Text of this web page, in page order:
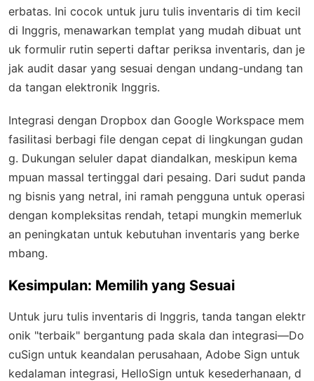
erbatas. Ini cocok untuk juru tulis inventaris di tim kecil
di Inggris, menawarkan templat yang mudah dibuat unt
uk formulir rutin seperti daftar periksa inventaris, dan je
jak audit dasar yang sesuai dengan undang-undang tan
da tangan elektronik Inggris.
Integrasi dengan Dropbox dan Google Workspace mem
fasilitasi berbagi file dengan cepat di lingkungan gudan
g. Dukungan seluler dapat diandalkan, meskipun kema
mpuan massal tertinggal dari pesaing. Dari sudut panda
ng bisnis yang netral, ini ramah pengguna untuk operasi
dengan kompleksitas rendah, tetapi mungkin memerluk
an peningkatan untuk kebutuhan inventaris yang berke
mbang.
Kesimpulan: Memilih yang Sesuai
Untuk juru tulis inventaris di Inggris, tanda tangan elektr
onik "terbaik" bergantung pada skala dan integrasi—Do
cuSign untuk keandalan perusahaan, Adobe Sign untuk
kedalaman integrasi, HelloSign untuk kesederhanaan, d